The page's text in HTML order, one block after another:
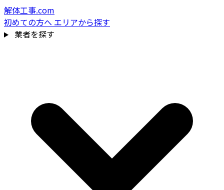
解体工事.com
初めての方へ エリアから探す
業者を探す